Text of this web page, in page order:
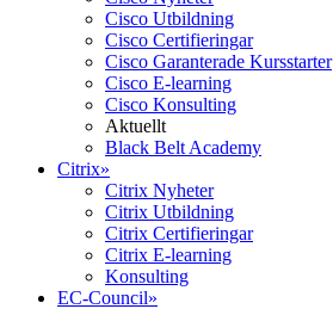
Cisco Utbildning
Cisco Certifieringar
Cisco Garanterade Kursstarter
Cisco E-learning
Cisco Konsulting
Aktuellt
Black Belt Academy
Citrix»
Citrix Nyheter
Citrix Utbildning
Citrix Certifieringar
Citrix E-learning
Konsulting
EC-Council»